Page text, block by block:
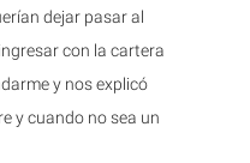
dejar pasar al
con la cartera
y nos explicó
y cuando no sea un